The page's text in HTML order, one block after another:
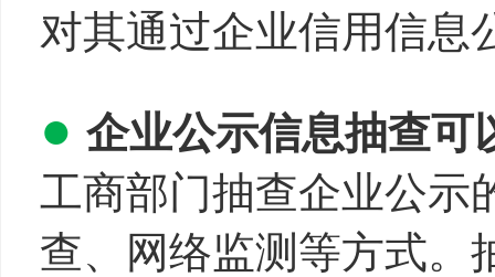
对其通过企业信用信息
● 企业公示信息抽查可
工商部门抽查企业公示
查、网络监测等方式。